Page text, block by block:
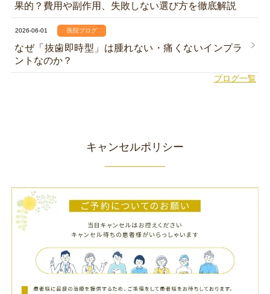
果的？費用や副作用、失敗しない選び方を徹底解説
2026-06-01 医院ブログ
なぜ「抜歯即時型」は腫れない・痛くないインプラ
ントなのか？
ブログ一覧
キャンセルポリシー